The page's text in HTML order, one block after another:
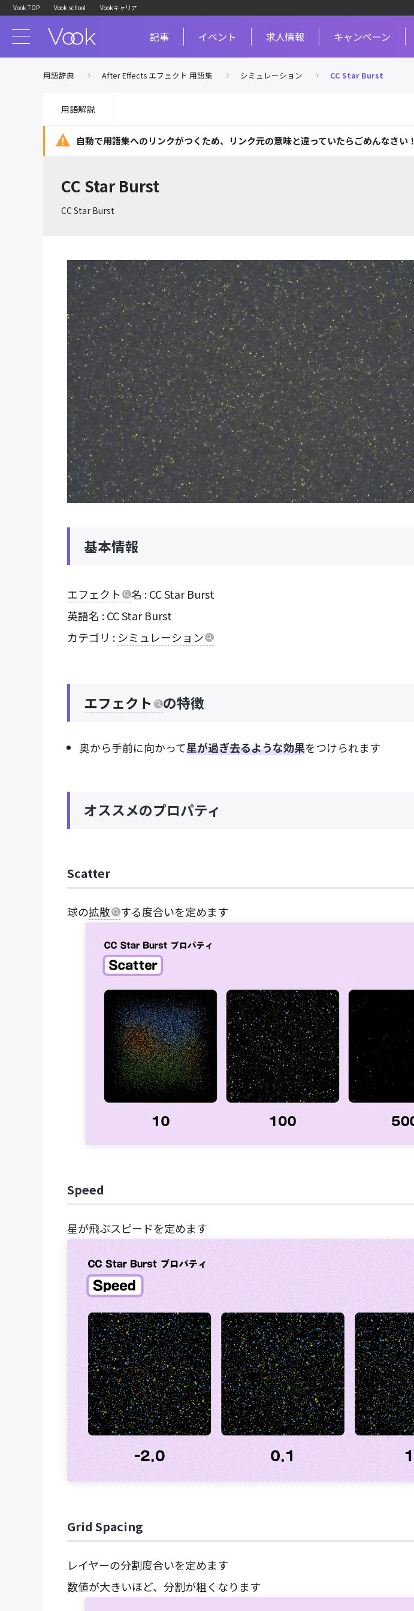
Vook TOP Vook school Vookキャリア
記事 イベント 求人情報 キャンペーン
用語辞典 After Effects エフェクト 用語集 シミュレーション CC Star Burst
用語解説
自動で用語集へのリンクがつくため、 リンク元の意味と違っていたらごめんなさい！
CC Star Burst
CC Star Burst
基本情報
エフェクト
名 : CC Star Burst
英語名 : CC Star Burst
カテゴリ : シミュレーション
エフェクト の特徴
奥から手前に向かって星が過ぎ去るような効果をつけられます
オススメのプロパティ
Scatter
球の拡散 する度合いを定めます
Speed
星が飛ぶスピードを定めます
Grid Spacing
レイヤーの分割度合いを定めます
数値が大きいほど、分割が粗くなります